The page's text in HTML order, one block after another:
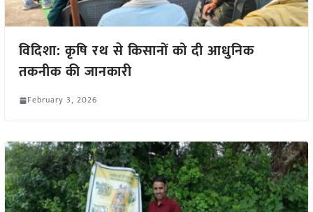
विदिशा: कृषि रथ से किसानों को दी आधुनिक
तकनीक की जानकारी
February 3, 2026